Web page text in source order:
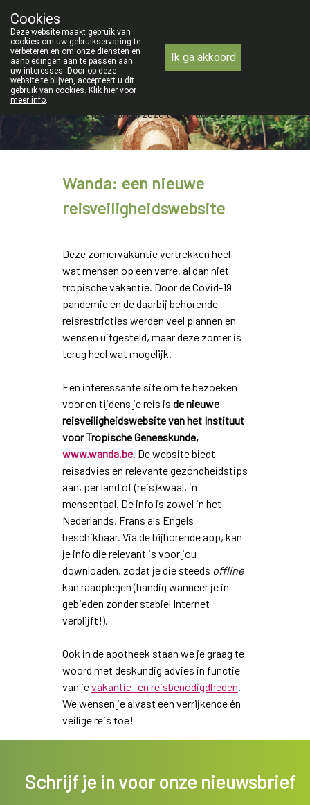
09 228 32 36
Wij zijn gesloten van 3/08/2026 tot 19/08/2026
Wanda: een nieuwe
reisveiligheidswebsite
Deze zomervakantie vertrekken heel
wat mensen op een verre, al dan niet
tropische vakantie. Door de Covid-19
pandemie en de daarbij behorende
reisrestricties werden veel plannen en
wensen uitgesteld, maar deze zomer is
terug heel wat mogelijk.
Een interessante site om te bezoeken
voor en tijdens je reis is de nieuwe
reisveiligheidswebsite van het Instituut
voor Tropische Geneeskunde,
www.wanda.be. De website biedt
reisadvies en relevante gezondheidstips
aan, per land of (reis)kwaal, in
mensentaal. De info is zowel in het
Nederlands, Frans als Engels
beschikbaar. Via de bijhorende app, kan
je info die relevant is voor jou
downloaden, zodat je die steeds offline
kan raadplegen (handig wanneer je in
gebieden zonder stabiel Internet
verblijft!).
Ook in de apotheek staan we je graag te
woord met deskundig advies in functie
van jevakantie- en reisbenodigdheden.
We wensen je alvast een verrijkende én
veilige reis toe!
Schrijf je in voor onze nieuwsbrief
Cookies
Deze website maakt gebruik van
cookies om uw gebruikservaring te
verbeteren en om onze diensten en
aanbiedingen aan te passen aan
uw interesses. Door op deze
website te blijven, accepteert u dit
gebruik van cookies. Klik hier voor
meer info.
Ik ga akkoord